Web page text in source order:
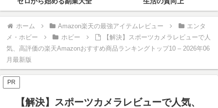
ホーム Amazon楽天の最強アイテムレビュー
エンタ
メ・ホビー
ホビー
【解決】スポーツカメラレビューで人
気、高評価の楽天Amazonおすすめ商品ランキングトップ10 – 2026年06
月最新版
PR
【解決】スポーツカメラレビューで人気、